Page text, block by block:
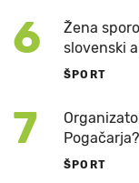
6
Žena
slovenski
ŠPORT
7
Pogačarja?
ŠPORT